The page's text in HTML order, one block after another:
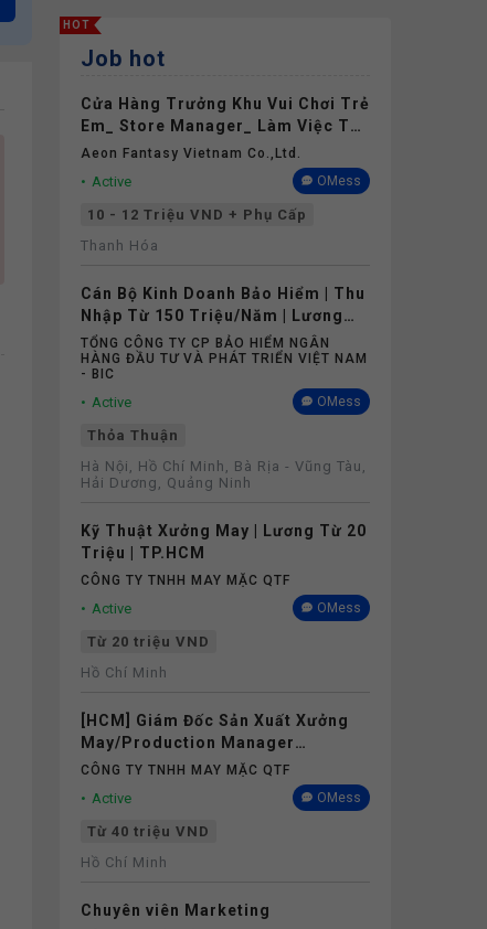
HOT
Job hot
Cửa Hàng Trưởng Khu Vui Chơi Trẻ
Em_ Store Manager_ Làm Việc Tại
Aeon Mall Thanh Hóa
Aeon Fantasy Vietnam Co.,ltd.
Active OMess
10 - 12 Triệu VND + Phụ Cấp
Thanh Hóa
Cán Bộ Kinh Doanh Bảo Hiểm | Thu
Nhập Từ 150 Triệu/Năm | Lương
Cứng Không Phụ Thuộc Doanh Số
TỔNG CÔNG TY CP BẢO HIỂM NGÂN
HÀNG ĐẦU TƯ VÀ PHÁT TRIỂN VIỆT NAM
- BIC
Active OMess
Thỏa Thuận
Hà Nội, Hồ Chí Minh, Bà Rịa - Vũng Tàu,
Hải Dương, Quảng Ninh
Kỹ Thuật Xưởng May | Lương Từ 20
Triệu | TP.HCM
CÔNG TY TNHH MAY MẶC QTF
Active OMess
Từ 20 triệu VND
Hồ Chí Minh
[HCM] Giám Đốc Sản Xuất Xưởng
May/Production Manager
(Garments) - Lương 40M+
CÔNG TY TNHH MAY MẶC QTF
Active OMess
Từ 40 triệu VND
Hồ Chí Minh
Chuyên viên Marketing